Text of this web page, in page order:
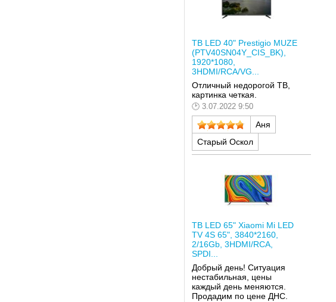
ТВ LED 40" Prestigio MUZE
(PTV40SN04Y_CIS_BK),
1920*1080,
3HDMI/RCA/VG...
Отличный недорогой ТВ,
картинка четкая.
3.07.2022 9:50
Аня
Старый Оскол
ТВ LED 65" Xiaomi Mi LED
TV 4S 65", 3840*2160,
2/16Gb, 3HDMI/RCA,
SPDI...
Добрый день! Ситуация
нестабильная, цены
каждый день меняются.
Продадим по цене ДНС.